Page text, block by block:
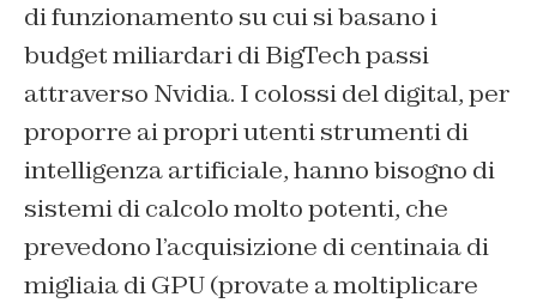
di funzionamento su cui si basano i
budget miliardari di BigTech passi
attraverso Nvidia. I colossi del digital, per
proporre ai propri utenti strumenti di
intelligenza artificiale, hanno bisogno di
sistemi di calcolo molto potenti, che
prevedono l’acquisizione di centinaia di
migliaia di GPU (provate a moltiplicare